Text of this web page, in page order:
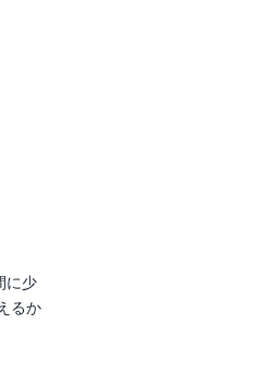
に少
るか